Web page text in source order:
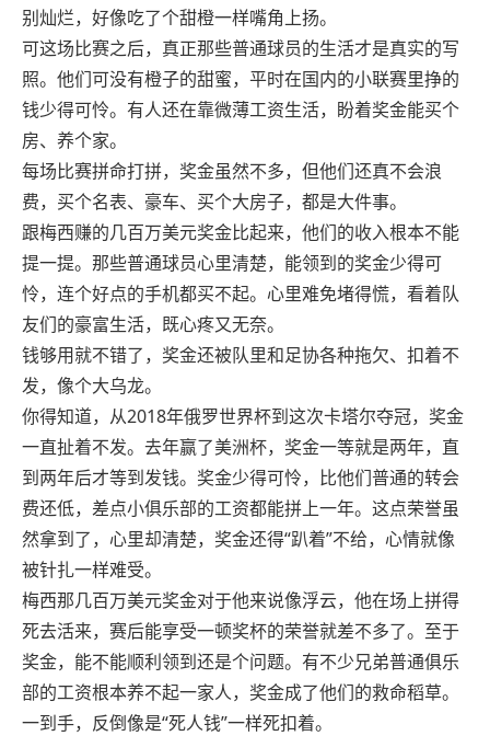
别灿烂，好像吃了个甜橙一样嘴角上扬。
可这场比赛之后，真正那些普通球员的生活才是真实的写
照。他们可没有橙子的甜蜜，平时在国内的小联赛里挣的
钱少得可怜。有人还在靠微薄工资生活，盼着奖金能买个
房、养个家。
每场比赛拼命打拼，奖金虽然不多，但他们还真不会浪
费，买个名表、豪车、买个大房子，都是大件事。
跟梅西赚的几百万美元奖金比起来，他们的收入根本不能
提一提。那些普通球员心里清楚，能领到的奖金少得可
怜，连个好点的手机都买不起。心里难免堵得慌，看着队
友们的豪富生活，既心疼又无奈。
钱够用就不错了，奖金还被队里和足协各种拖欠、扣着不
发，像个大乌龙。
你得知道，从2018年俄罗世界杯到这次卡塔尔夺冠，奖金
一直扯着不发。去年赢了美洲杯，奖金一等就是两年，直
到两年后才等到发钱。奖金少得可怜，比他们普通的转会
费还低，差点小俱乐部的工资都能拼上一年。这点荣誉虽
然拿到了，心里却清楚，奖金还得“趴着”不给，心情就像
被针扎一样难受。
梅西那几百万美元奖金对于他来说像浮云，他在场上拼得
死去活来，赛后能享受一顿奖杯的荣誉就差不多了。至于
奖金，能不能顺利领到还是个问题。有不少兄弟普通俱乐
部的工资根本养不起一家人，奖金成了他们的救命稻草。
一到手，反倒像是“死人钱”一样死扣着。